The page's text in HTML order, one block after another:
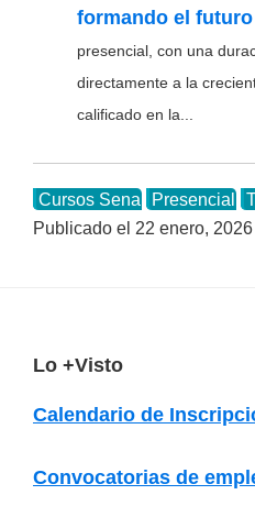
formando el
presencial, con una
directamente a la
calificado en la...
Cursos Sena Presencial
Publicado el 22 enero, 2026
Lo +Visto
Calendario de
Convocatorias de